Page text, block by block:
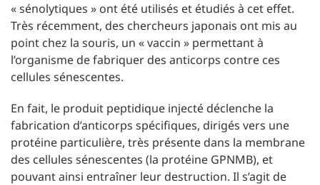
« sénolytiques » ont été utilisés et étudiés à cet effet.
Très récemment, des chercheurs japonais ont mis au
point chez la souris, un « vaccin » permettant à
l’organisme de fabriquer des anticorps contre ces
cellules sénescentes.
En fait, le produit peptidique injecté déclenche la
fabrication d’anticorps spécifiques, dirigés vers une
protéine particulière, très présente dans la membrane
des cellules sénescentes (la protéine GPNMB), et
pouvant ainsi entraîner leur destruction. Il s’agit de